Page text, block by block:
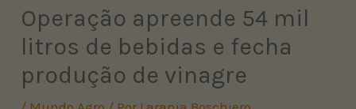
Operação apreende 54 mil
litros de bebidas e fecha
produção de vinagre